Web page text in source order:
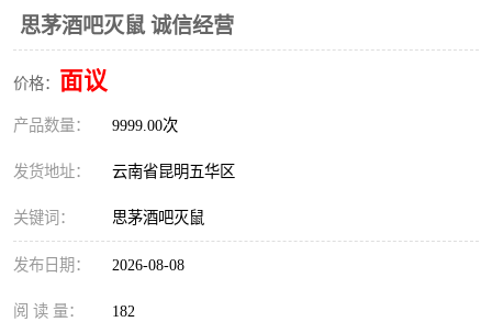
思茅酒吧灭鼠 诚信经营
价格： 面议
产品数量： 9999.00次
发货地址： 云南省昆明五华区
关键词： 思茅酒吧灭鼠
发布日期： 2026-08-08
阅 读 量： 182